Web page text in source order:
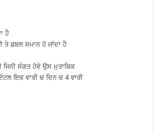
ਹੈ
ਤੇ ਡਬਲ ਸਮਾਨ ਹੋ ਜਾਂਦਾ ਹੈ
ਸੰਗਤ ਹੋਵੇ ਉਸ ਮੁਤਾਬਿਕ
ਇਕ ਵਾਰੀ ਚ ਦਿਨ ਚ 4 ਵਾਰੀ